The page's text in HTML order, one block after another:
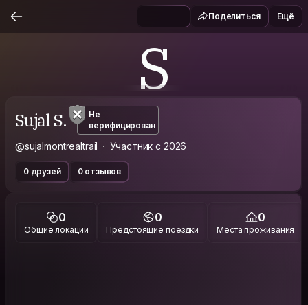
Поделиться Ещё
S
Sujal S.
Не
верифицирован
@sujalmontrealtrail Участник с 2026
0 друзей 0 отзывов
0
Общие локации
0
Предстоящие поездки
0
Места проживания